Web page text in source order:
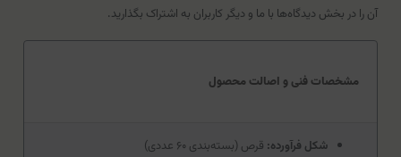
آن را در بخش دیدگاه‌ها با ما و دیگر کاربران به اشتراک بگذارید.
مشخصات فنی و اصالت محصول
شکل فرآورده: قرص (بسته‌بندی ۶۰ عددی)